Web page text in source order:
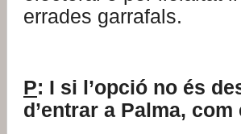
errades garrafals.
P: I si l’opció no és
d’entrar a Palma,